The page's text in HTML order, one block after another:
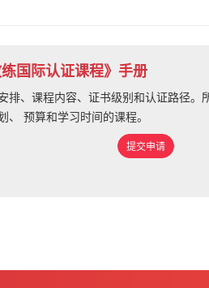
国际认证课程》手册
排、课程内容、证书级别和认证路径
预算和学习时间的课程。
提交申请